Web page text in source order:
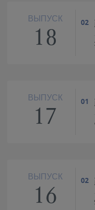
ВЫПУСК
18
02
ВЫПУСК
17
01
ВЫПУСК
16
02